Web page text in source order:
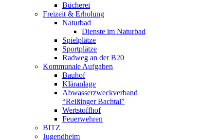
Bücherei
Freizeit & Erholung
Naturbad
Dienste im Naturbad
Spielplätze
Sportplätze
Radweg an der B20
Kommunale Aufgaben
Bauhof
Kläranlage
Abwasserzweckverband
“Reißinger Bachtal”
Wertstoffhof
Feuerwehren
BITZ
Jugendheim